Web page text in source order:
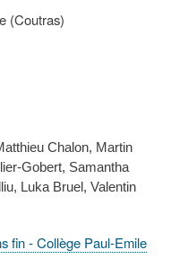
(Coutras)
Chalon, Martin
Gobert, Samantha
Luka Bruel, Valentin
fin - Collège Paul-Emile